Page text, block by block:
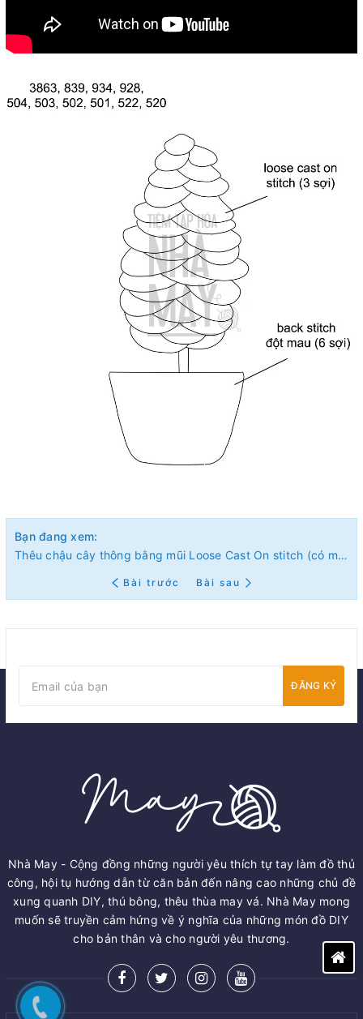
Bạn đang xem:
Thêu chậu cây thông bằng mũi Loose Cast On stitch (có mẫu in)
Bài trước Bài sau
ĐĂNG KÝ
Nhà May - Cộng đồng những người yêu thích tự tay làm đồ thủ
công, hội tụ hướng dẫn từ căn bản đến nâng cao những chủ đề
xung quanh DIY, thú bông, thêu thùa may vá. Nhà May mong
muốn sẽ truyền cảm hứng về ý nghĩa của những món đồ DIY
cho bản thân và cho người yêu thương.